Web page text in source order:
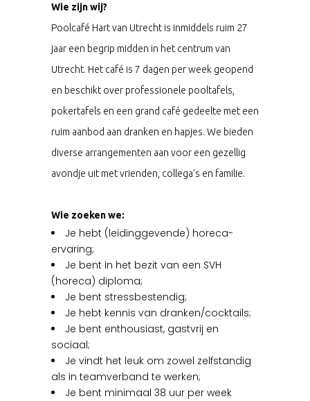
Wie zijn wij?
Poolcafé Hart van Utrecht is inmiddels ruim 27
jaar een begrip midden in het centrum van
Utrecht. Het café is 7 dagen per week geopend
en beschikt over professionele pooltafels,
pokertafels en een grand café gedeelte met een
ruim aanbod aan dranken en hapjes. We bieden
diverse arrangementen aan voor een gezellig
avondje uit met vrienden, collega’s en familie.
Wie zoeken we:
Je hebt (leidinggevende) horeca-
ervaring;
Je bent in het bezit van een SVH
(horeca) diploma;
Je bent stressbestendig;
Je hebt kennis van dranken/cocktails;
Je bent enthousiast, gastvrij en
sociaal;
Je vindt het leuk om zowel zelfstandig
als in teamverband te werken;
Je bent minimaal 38 uur per week